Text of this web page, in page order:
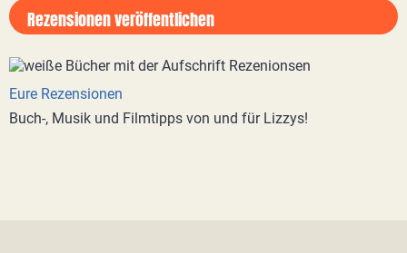
Rezensionen veröffentlichen
Eure Rezensionen
Buch-, Musik und Filmtipps von und für Lizzys!